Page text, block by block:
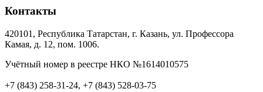
Контакты
420101, Республика Татарстан, г. Казань, ул. Профессора
Камая, д. 12, пом. 1006.
Учётный номер в реестре НКО №1614010575
+7 (843) 258-31-24, +7 (843) 528-03-75